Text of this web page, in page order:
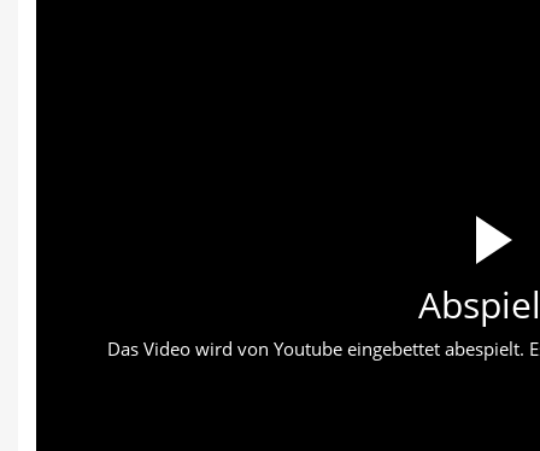
Das Video wird von Youtube eingebettet abespielt.